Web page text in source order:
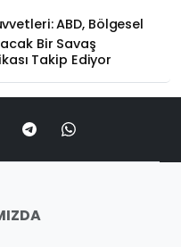
ABD, Bölgesel
Bir Savaş
Takip Ediyor